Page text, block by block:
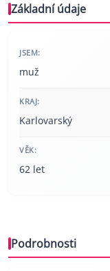
Základní údaje
JSEM:
muž
KRAJ:
Karlovarský
VĚK:
62 let
Podrobnosti